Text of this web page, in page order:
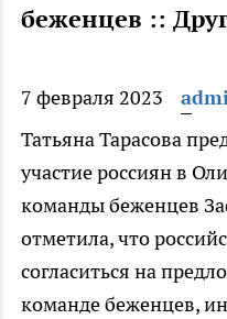
беженцев ::
7 февраля 2023
Татьяна Тарасова
участие россиян в
команды беженцев
отметила, что
согласиться на
команде беженцев,